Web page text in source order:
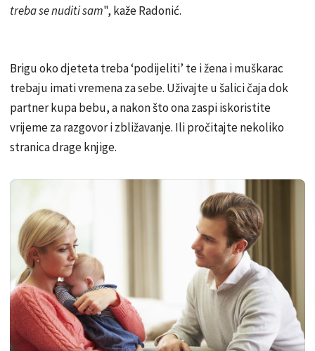
treba se nuditi sam", kaže Radonić.
Brigu oko djeteta treba ‘podijeliti’ te i žena i muškarac
trebaju imati vremena za sebe. Uživajte u šalici čaja dok
partner kupa bebu, a nakon što ona zaspi iskoristite
vrijeme za razgovor i zbližavanje. Ili pročitajte nekoliko
stranica drage knjige.